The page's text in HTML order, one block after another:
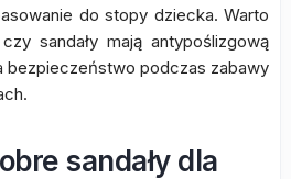
do stopy dziecka. Warto
sandały mają antypoślizgową
bezpieczeństwo podczas zabawy
sandały dla